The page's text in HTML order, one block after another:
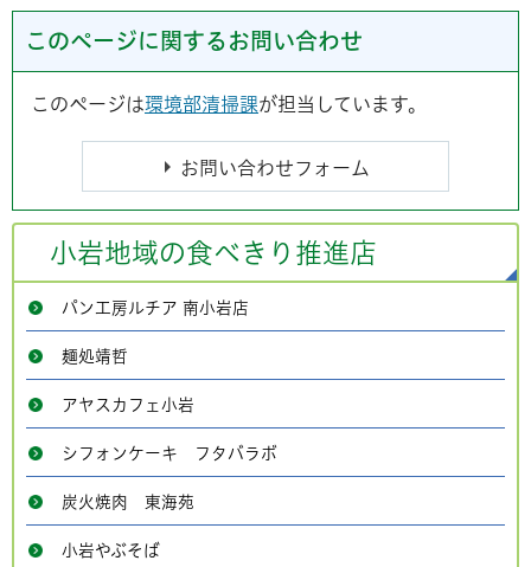
このページに関するお問い合わせ
このページは環境部清掃課が担当しています。
小岩地域の食べきり推進店
パン工房ルチア 南小岩店
麺処靖哲
アヤスカフェ小岩
シフォンケーキ フタバラボ
炭火焼肉 東海苑
小岩やぶそば